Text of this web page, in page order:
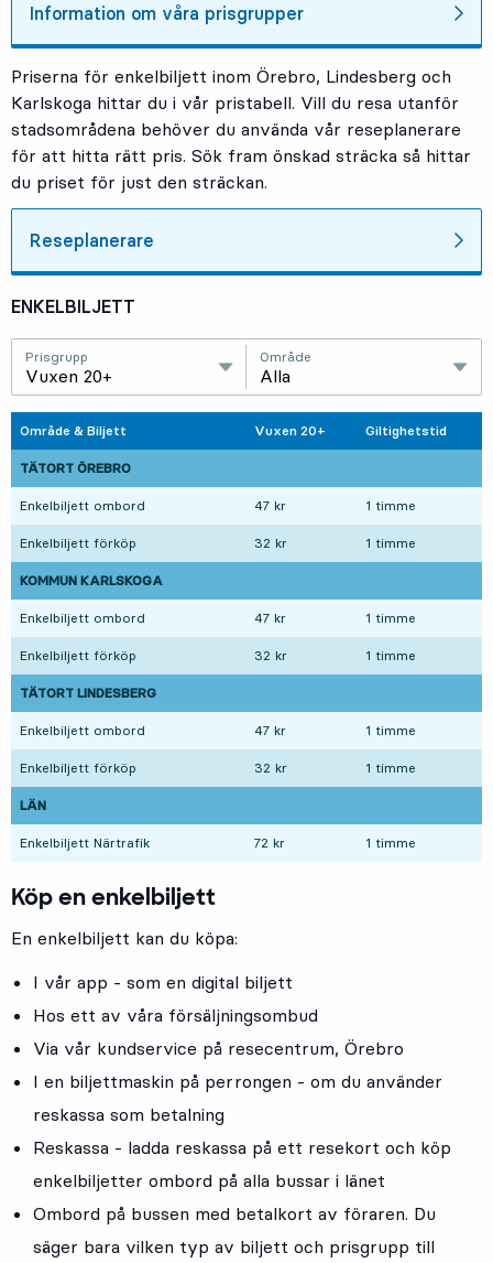
Information om våra prisgrupper
Priserna för enkelbiljett inom Örebro, Lindesberg och
Karlskoga hittar du i vår pristabell. Vill du resa utanför
stadsområdena behöver du använda vår reseplanerare
för att hitta rätt pris. Sök fram önskad sträcka så hittar
du priset för just den sträckan.
Reseplanerare
ENKELBILJETT
Prisgrupp
Vuxen 20+
Område
Alla
Område & Biljett Vuxen 20+ Giltighetstid
TÄTORT ÖREBRO
Enkelbiljett ombord 47 kr 1 timme
Enkelbiljett förköp 32 kr 1 timme
KOMMUN KARLSKOGA
Enkelbiljett ombord 47 kr 1 timme
Enkelbiljett förköp 32 kr 1 timme
TÄTORT LINDESBERG
Enkelbiljett ombord 47 kr 1 timme
Enkelbiljett förköp 32 kr 1 timme
LÄN
Enkelbiljett Närtrafik 72 kr 1 timme
Köp en enkelbiljett
En enkelbiljett kan du köpa:
I vår app - som en digital biljett
Hos ett av våra försäljningsombud
Via vår kundservice på resecentrum, Örebro
I en biljettmaskin på perrongen - om du använder
reskassa som betalning
Reskassa - ladda reskassa på ett resekort och köp
enkelbiljetter ombord på alla bussar i länet
Ombord på bussen med betalkort av föraren. Du
säger bara vilken typ av biljett och prisgrupp till